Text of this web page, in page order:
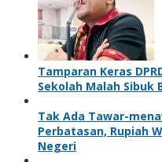
Tamparan Keras
Sekolah Malah Sibuk
Tak Ada Tawar-
Perbatasan, Rupiah
Negeri